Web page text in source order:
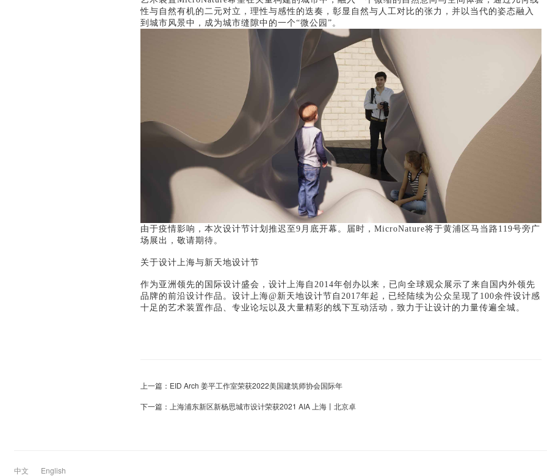
性与自然有机的二元对立，理性与感性的迭奏，彰显自然与人工对比的张力，并以当代的姿态融入
到城市风景中，成为城市缝隙中的一个“微公园”。
由于疫情影响，本次设计节计划推迟至9月底开幕。届时，MicroNature将于黄浦区马当路119号旁广
场展出，敬请期待。
关于设计上海与新天地设计节
作为亚洲领先的国际设计盛会，设计上海自2014年创办以来，已向全球观众展示了来自国内外领先
品牌的前沿设计作品。设计上海@新天地设计节自2017年起，已经陆续为公众呈现了100余件设计感
十足的艺术装置作品、专业论坛以及大量精彩的线下互动活动，致力于让设计的力量传遍全城。
上一篇： EID Arch 姜平工作室荣获2022美国建筑师协会国际年
下一篇： 上海浦东新区新杨思城市设计荣获2021 AIA 上海丨北京卓
中文 English